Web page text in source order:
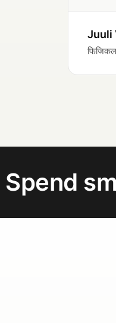
Juuli
🚀